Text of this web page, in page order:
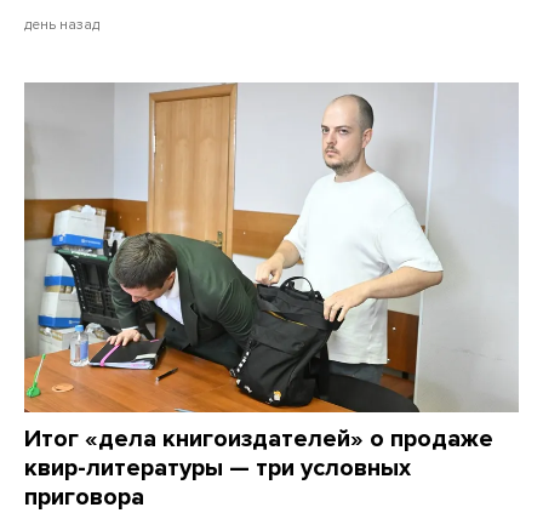
день назад
Итог «дела книгоиздателей» о продаже
квир-литературы — три условных
приговора